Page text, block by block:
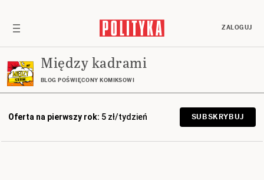
ZALOGUJ
Między kadrami
BLOG POŚWIĘCONY KOMIKSOWI
Oferta na pierwszy rok: 5 zł/tydzień SUBSKRYBUJ